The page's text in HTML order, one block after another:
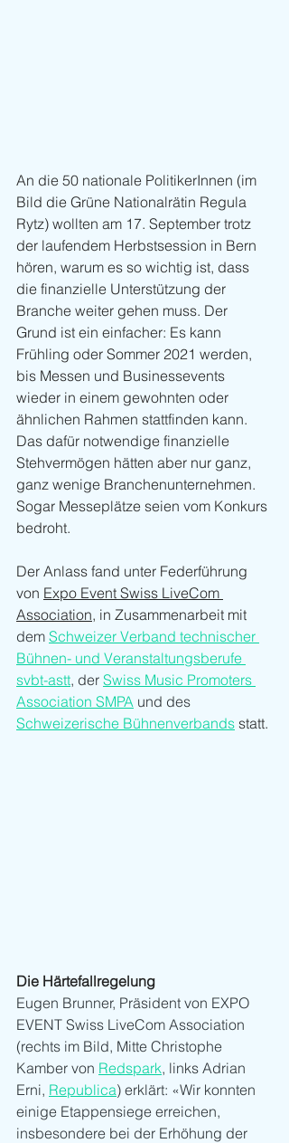
An die 50 nationale PolitikerInnen (im
Bild die Grüne Nationalrätin Regula
Rytz) wollten am 17. September trotz
der laufendem Herbstsession in Bern
hören, warum es so wichtig ist, dass
die finanzielle Unterstützung der
Branche weiter gehen muss. Der
Grund ist ein einfacher: Es kann
Frühling oder Sommer 2021 werden,
bis Messen und Businessevents
wieder in einem gewohnten oder
ähnlichen Rahmen stattfinden kann.
Das dafür notwendige finanzielle
Stehvermögen hätten aber nur ganz,
ganz wenige Branchenunternehmen.
Sogar Messeplätze seien vom Konkurs
bedroht.
Der Anlass fand unter Federführung
von Expo Event Swiss LiveCom
Association, in Zusammenarbeit mit
dem Schweizer Verband technischer
Bühnen- und Veranstaltungsberufe
svbt-astt, der Swiss Music Promoters
Association SMPA und des
Schweizerische Bühnenverbands statt.
Die Härtefallregelung
Eugen Brunner, Präsident von EXPO
EVENT Swiss LiveCom Association
(rechts im Bild, Mitte Christophe
Kamber von Redspark, links Adrian
Erni, Republica) erklärt: «Wir konnten
einige Etappensiege erreichen,
insbesondere bei der Erhöhung der